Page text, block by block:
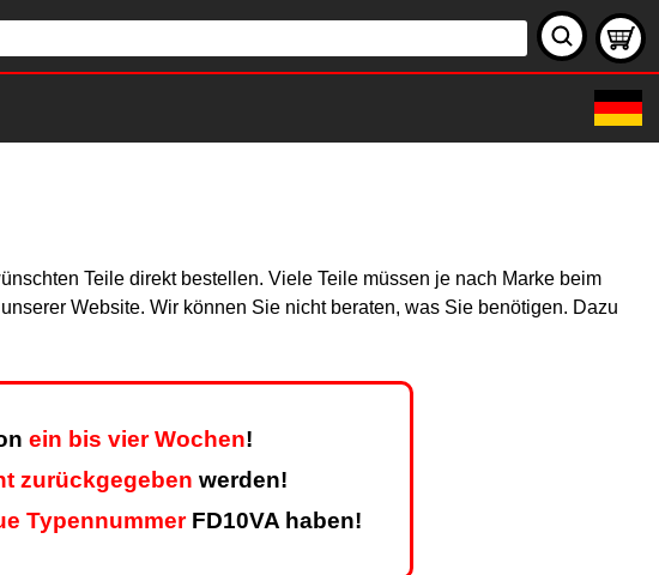
Teile direkt bestellen. Viele Teile müssen je nach Marke beim
Website. Wir können Sie nicht beraten, was Sie benötigen. Dazu
ein bis vier Wochen!
zurückgegeben werden!
TypennummerFD10VA haben!